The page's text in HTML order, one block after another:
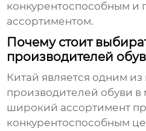
конкурентоспособным
ассортиментом.
Почему стоит
производителей
Китай является одним
производителей обуви в
широкий ассортимент
конкурентоспособным